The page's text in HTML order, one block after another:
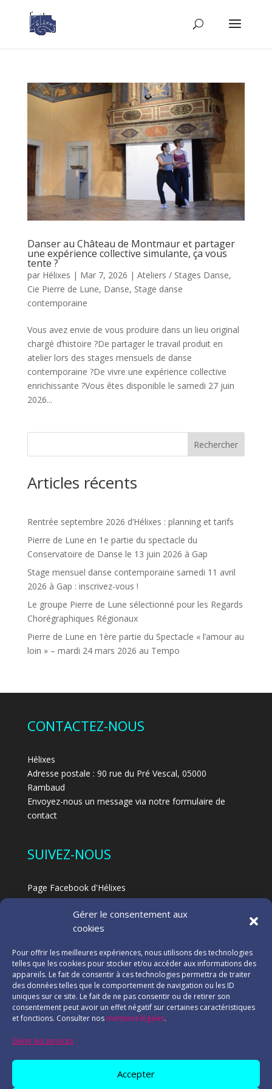
Gérer le consentement aux
cookies
Pour offrir les meilleures expériences, nous utilisons des technologies
telles que les cookies pour stocker et/ou accéder aux informations des
appareils. Le fait de consentir à ces technologies permettra de traiter
des données telles que le comportement de navigation ou les ID
uniques sur ce site. Le fait de ne pas consentir ou de retirer son
consentement peut avoir un effet négatif sur certaines caractéristiques
et fonctions. Consulter nos mentions légales.
Gérer les services
Accepter
Danser au Château de Montmaur et partager
une expérience collective simulante, ça vous
tente ?
par Hélixes | Mar 7, 2026 | Ateliers / Stages Danse,
Cie Pierre de Lune, Danse, Stage danse
contemporaine
Vous avez envie de vous produire dans un lieu original
chargé d’histoire ?De partager le travail produit en
atelier lors des stages mensuels de danse
contemporaine ?De vivre une expérience collective
enrichissante ?Vous êtes disponible le samedi 27 juin
2026...
Rechercher
Articles récents
Rentrée septembre 2026 d’Hélixes : planning et tarifs
Pierre de Lune en 1e partie du spectacle du
Conservatoire de Danse le 13 juin 2026 à Gap
Stage mensuel danse contemporaine samedi 11 avril
2026 à Gap : inscrivez-vous !
Le groupe Pierre de Lune sélectionné pour les Regards
Chorégraphiques Régionaux
Pierre de Lune en 1ère partie du Spectacle « l’amour au
loin » – mardi 24 mars 2026 au Tempo
CONTACTEZ-NOUS
Hélixes
Adresse postale : 90 rue du Pré Vescal, 05000
Rambaud
Envoyez-nous un message via notre formulaire de
contact
SUIVEZ-NOUS
Page Facebook d'Hélixes
Page Facebook dédiée au Feldenkrais à Hélixes
NOS PARTENAIRES
Consulter l'ensemble de nos partenaires
INFORMATIONS
Mentions légales